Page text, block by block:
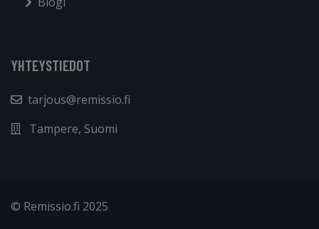
YHTEYSTIEDOT
tarjous@remissio.fi
Tampere, Suomi
© Remissio.fi 2025